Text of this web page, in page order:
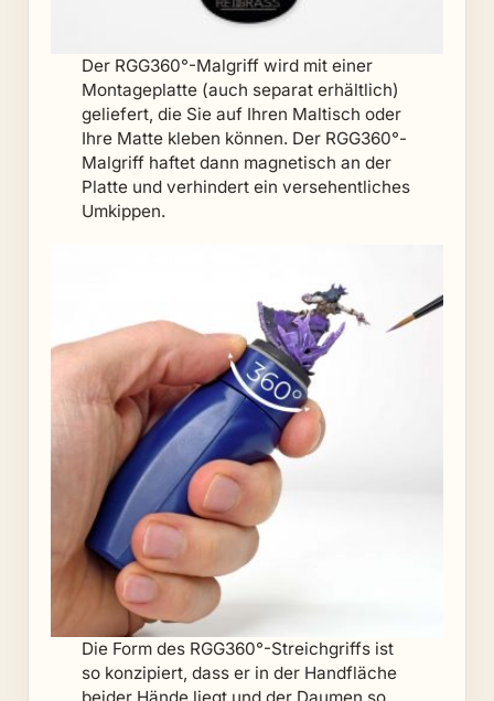
Der RGG360°-Malgriff wird mit einer
Montageplatte (auch separat erhältlich)
geliefert, die Sie auf Ihren Maltisch oder
Ihre Matte kleben können. Der RGG360°-
Malgriff haftet dann magnetisch an der
Platte und verhindert ein versehentliches
Umkippen.
Die Form des RGG360°-Streichgriffs ist
so konzipiert, dass er in der Handfläche